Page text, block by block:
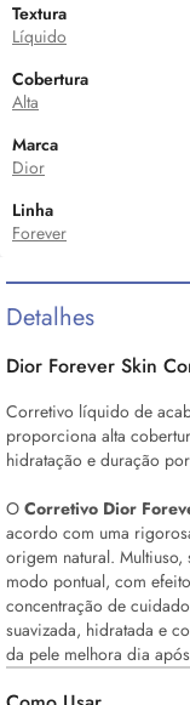
Textura
Líquido
Cobertura
Alta
Marca
Dior
Linha
Forever
Detalhes
Dior Forever Skin
Corretivo líquido de
proporciona alta
hidratação e duração
O Corretivo Dior
acordo com uma
origem natural.
modo pontual, com
concentração de
suavizada, hidratada e
da pele melhora dia